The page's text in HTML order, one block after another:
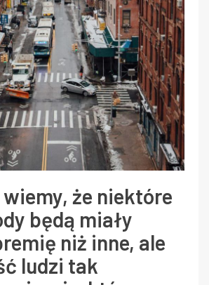
że niektóre
będą miały
niż inne, ale
ludzi tak